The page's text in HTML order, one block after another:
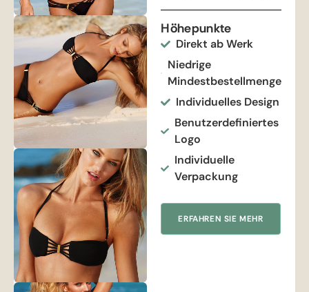
Höhepunkte
Direkt ab Werk
Niedrige
Mindestbestellmenge
Individuelles Design
Benutzerdefiniertes
Logo
Individuelle
Verpackung
ERFAHREN SIE MEHR